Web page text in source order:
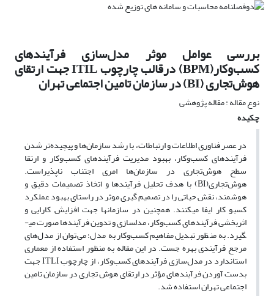
بررسی عوامل موثر مدل‌سازی فرآیندهای
کسب‌وکار(BPM) درقالب چارچوب ITIL جهت ارتقای
هوش‌تجاری (BI) در سازمان تامین اجتماعی تهران
نوع مقاله : مقاله پژوهشی
چکیده
در عصر فناوری اطلاعات و ارتباطات، با رشد سازمان‌ها و پیچیده‌تر شدن
فرآیندهای کسب‌وکار، بهبود مدیریت فرآیندهای کسب‌وکار و ارتقا
سطح هوش‌تجاری در سازمان‌ها امری اجتناب ناپذیراست.
هوش‌تجاری(BI) با هدف تحلیل فرآیندها و اتخاذ تصمیمات دقیق و
هوشمند، نقش حیاتی را در تصمیم گیری موثر در راستای بهبود عملکرد
کسب­و کار ایفا می­کنند. همچنین در سازمان­ها جهت افزایش کارایی و
اثربخشی فرآیندهای کسب‌وکار، مدل­سازی و تدوین فرآیندها صورت می­­
گیرد. به منظور تبدیل مفاهیم کسب‌وکار به مدل؛ می‌توان از مدل‌های
مرجع فرآیندی بهره جست. در این مقاله به منظور استفاده از معماری
استاندارد در مدل‌سازی فرآیندهای کسب‌وکار، از چارچوب ITLI جهت
بدست آوردن فرآیندهای مؤثر در ارتقای هوش تجاری در سازمان تامین
اجتماعی تهران استفاده شد.